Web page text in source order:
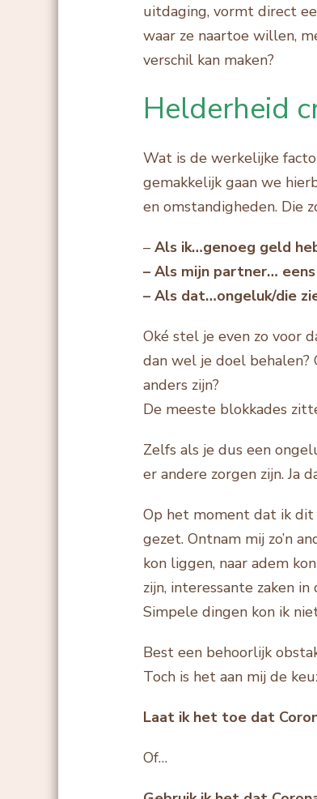
uitdaging, vormt direct
waar ze naartoe willen,
verschil kan maken?
Helderheid
Wat is de werkelijke
gemakkelijk gaan we
en omstandigheden. Die
– Als ik…genoeg geld
– Als mijn partner…
– Als dat…ongeluk/die
Oké stel je even zo voor
dan wel je doel
anders zijn?
De meeste blokkades
Zelfs als je dus een
er andere zorgen zijn. Ja
Op het moment dat ik dit
gezet. Ontnam mij zo’n
kon liggen, naar adem
zijn, interessante zaken
Simpele dingen kon ik
Best een behoorlijk
Toch is het aan mij de
Laat ik het toe dat
Of…